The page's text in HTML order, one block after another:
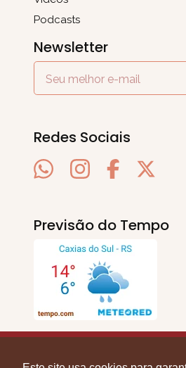
Podcasts
Newsletter
Redes Sociais
Previsão do Tempo